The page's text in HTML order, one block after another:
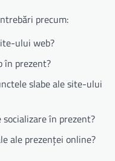
precum:
ului web?
în prezent?
slabe ale site-ului
în prezent?
ale prezenței online?